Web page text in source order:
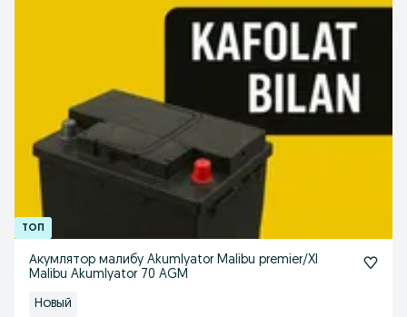
Акумлятор малибу Akumlyator Malibu premier/Xl
Malibu Akumlyator 70 AGM
Новый